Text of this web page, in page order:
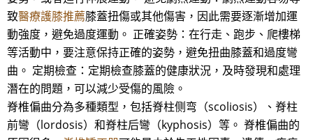
致醫療護膝推薦膝蓋扭傷或其他傷害，因此需要逐漸增加運
動強度，避免過度運動。 正確姿勢：在行走、跑步、爬樓梯
等活動中，要注意保持正確的姿勢，避免扭曲膝蓋和過度彎
曲。 定期檢查：定期檢查膝蓋的健康狀況，及時發現和處理
潛在的問題，可以減少受傷的風險。
脊椎偏曲分為多種類型，包括脊柱侧弯（scoliosis）、脊柱
前彎（lordosis）和脊柱后彎（kyphosis）等。 脊椎偏曲的